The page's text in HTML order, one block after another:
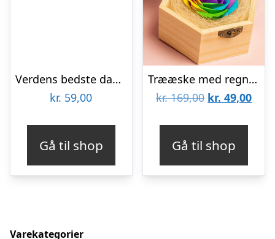
Verdens bedste dagplejemor krus
kr. 59,00
Gå til shop
Trææske med regnbuerose
kr.169,00 Den
kr. 169,00.
kr. 49,00Den
kr.
Gå til shop
Varekategorier